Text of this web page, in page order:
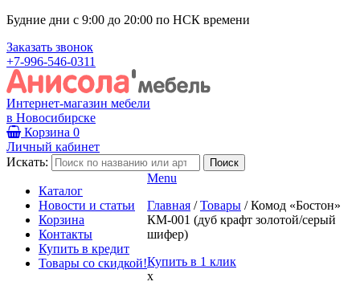
Будние дни с 9:00 до 20:00 по НСК времени
Заказать звонок
+7-996-546-0311
Интернет-магазин мебели
в Новосибирске
Корзина 0
Личный кабинет
Искать:
Каталог
Новости и статьи
Корзина
Контакты
Купить в кредит
Товары со скидкой!
Menu
Главная / Товары / Комод «Бостон»
КМ-001 (дуб крафт золотой/серый
шифер)
Купить в 1 клик
x